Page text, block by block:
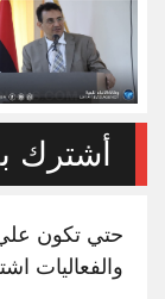
أشترك
حتي تكون علي
والفعاليات